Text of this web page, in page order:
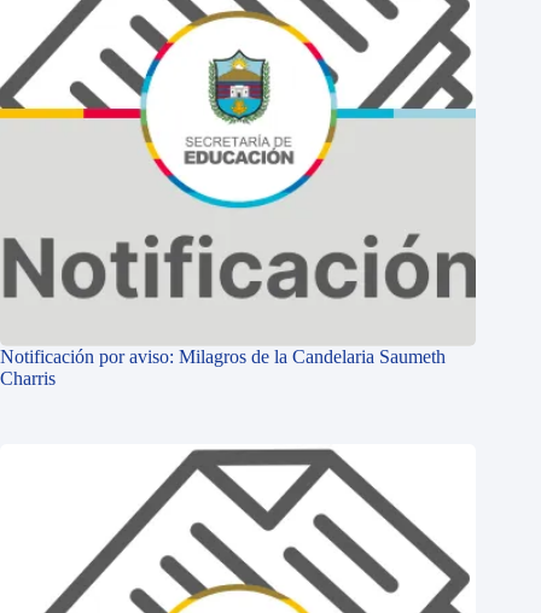
Notificación por aviso: Milagros de la Candelaria Saumeth
Charris